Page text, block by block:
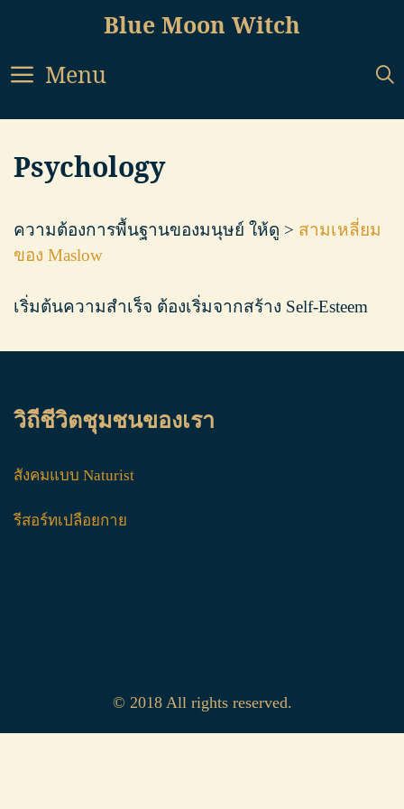
content
Blue Moon Witch
Menu
Psychology
ความต้องการพื้นฐานของมนุษย์ ให้ดู > สามเหลี่ยม
ของ Maslow
เริ่มต้นความสำเร็จ ต้องเริ่มจากสร้าง Self-Esteem
วิถีชีวิตชุมชนของเรา
สังคมแบบ Naturist
รีสอร์ทเปลือยกาย
© 2018 All rights reserved.